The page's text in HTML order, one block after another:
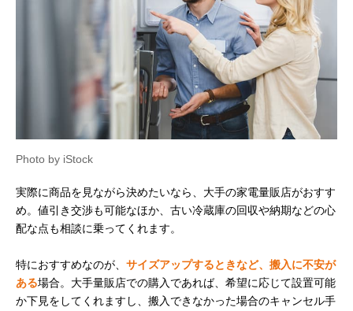
Photo by iStock
実際に商品を見ながら決めたいなら、大手の家電量販店がおすす
め。値引き交渉も可能なほか、古い冷蔵庫の回収や納期などの心
配な点も相談に乗ってくれます。
特におすすめなのが、 サイズアップするときなど、搬入に不安が
ある場合。大手量販店での購入であれば、希望に応じて設置可能
か下見をしてくれますし、搬入できなかった場合のキャンセル手